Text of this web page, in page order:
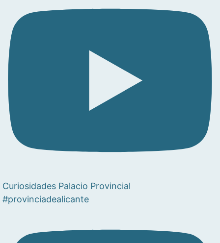
Curiosidades Palacio Provincial
#provinciadealicante